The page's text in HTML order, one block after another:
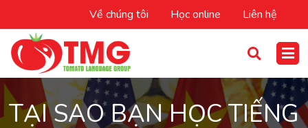
Về chúng tôi Học online Liên hệ
TẠI SAO BẠN HỌC TIẾNG